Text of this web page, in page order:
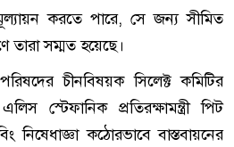
করতে পারে, সে জন্য সীমিত
তারা সম্মত হয়েছে।
চীনবিষয়ক সিলেক্ট কমিটির
স্টেফানিক প্রতিরক্ষামন্ত্রী পিট
নিষেধাজ্ঞা কঠোরভাবে বাস্তবায়নের